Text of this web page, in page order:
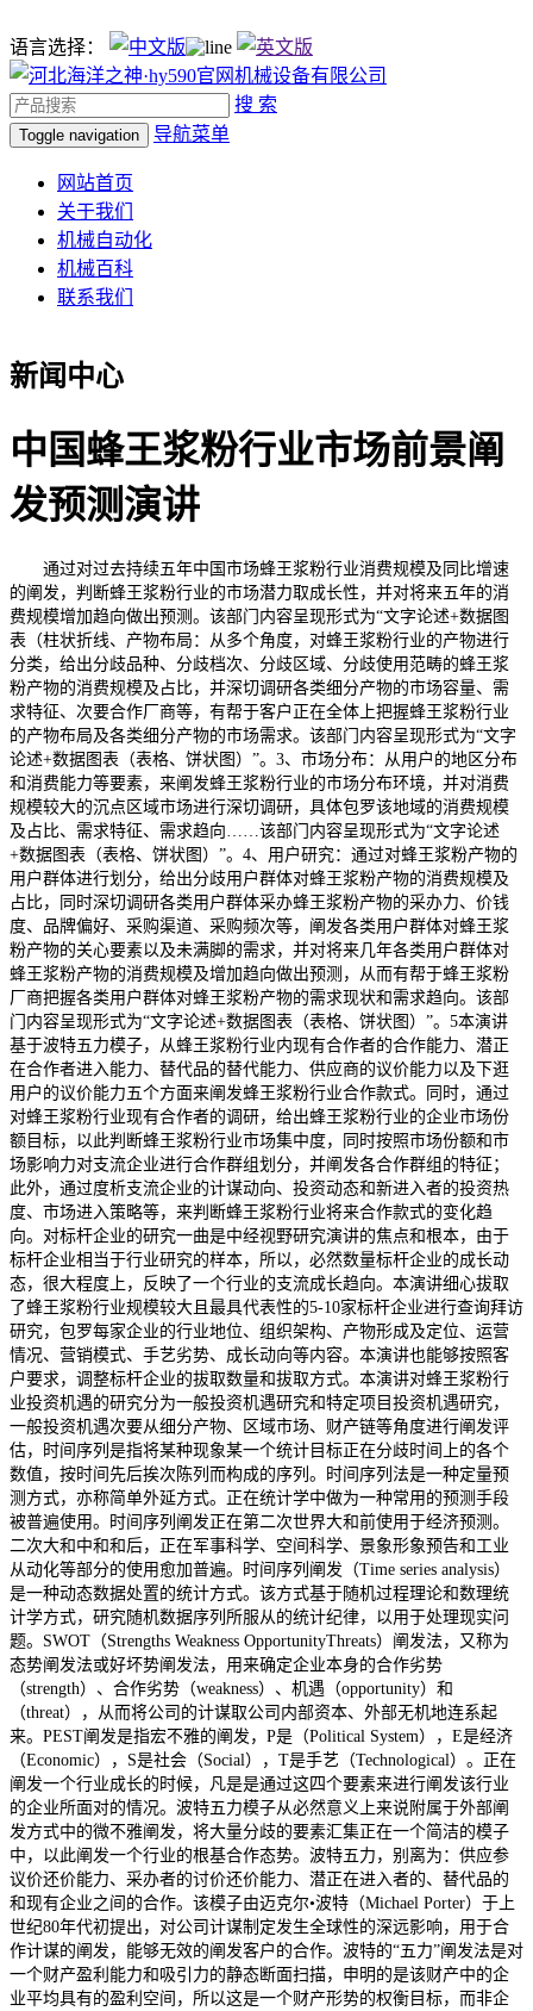
语言选择：
搜 索
Toggle navigation 导航菜单
网站首页
关于我们
机械自动化
机械百科
联系我们
新闻中心
中国蜂王浆粉行业市场前景阐
发预测演讲
通过对过去持续五年中国市场蜂王浆粉行业消费规模及同比增速
的阐发，判断蜂王浆粉行业的市场潜力取成长性，并对将来五年的消
费规模增加趋向做出预测。该部门内容呈现形式为“文字论述+数据图
表（柱状折线、产物布局：从多个角度，对蜂王浆粉行业的产物进行
分类，给出分歧品种、分歧档次、分歧区域、分歧使用范畴的蜂王浆
粉产物的消费规模及占比，并深切调研各类细分产物的市场容量、需
求特征、次要合作厂商等，有帮于客户正在全体上把握蜂王浆粉行业
的产物布局及各类细分产物的市场需求。该部门内容呈现形式为“文字
论述+数据图表（表格、饼状图）”。3、市场分布：从用户的地区分布
和消费能力等要素，来阐发蜂王浆粉行业的市场分布环境，并对消费
规模较大的沉点区域市场进行深切调研，具体包罗该地域的消费规模
及占比、需求特征、需求趋向……该部门内容呈现形式为“文字论述
+数据图表（表格、饼状图）”。4、用户研究：通过对蜂王浆粉产物的
用户群体进行划分，给出分歧用户群体对蜂王浆粉产物的消费规模及
占比，同时深切调研各类用户群体采办蜂王浆粉产物的采办力、价钱
度、品牌偏好、采购渠道、采购频次等，阐发各类用户群体对蜂王浆
粉产物的关心要素以及未满脚的需求，并对将来几年各类用户群体对
蜂王浆粉产物的消费规模及增加趋向做出预测，从而有帮于蜂王浆粉
厂商把握各类用户群体对蜂王浆粉产物的需求现状和需求趋向。该部
门内容呈现形式为“文字论述+数据图表（表格、饼状图）”。5本演讲
基于波特五力模子，从蜂王浆粉行业内现有合作者的合作能力、潜正
在合作者进入能力、替代品的替代能力、供应商的议价能力以及下逛
用户的议价能力五个方面来阐发蜂王浆粉行业合作款式。同时，通过
对蜂王浆粉行业现有合作者的调研，给出蜂王浆粉行业的企业市场份
额目标，以此判断蜂王浆粉行业市场集中度，同时按照市场份额和市
场影响力对支流企业进行合作群组划分，并阐发各合作群组的特征；
此外，通过度析支流企业的计谋动向、投资动态和新进入者的投资热
度、市场进入策略等，来判断蜂王浆粉行业将来合作款式的变化趋
向。对标杆企业的研究一曲是中经视野研究演讲的焦点和根本，由于
标杆企业相当于行业研究的样本，所以，必然数量标杆企业的成长动
态，很大程度上，反映了一个行业的支流成长趋向。本演讲细心拔取
了蜂王浆粉行业规模较大且最具代表性的5-10家标杆企业进行查询拜访
研究，包罗每家企业的行业地位、组织架构、产物形成及定位、运营
情况、营销模式、手艺劣势、成长动向等内容。本演讲也能够按照客
户要求，调整标杆企业的拔取数量和拔取方式。本演讲对蜂王浆粉行
业投资机遇的研究分为一般投资机遇研究和特定项目投资机遇研究，
一般投资机遇次要从细分产物、区域市场、财产链等角度进行阐发评
估，时间序列是指将某种现象某一个统计目标正在分歧时间上的各个
数值，按时间先后挨次陈列而构成的序列。时间序列法是一种定量预
测方式，亦称简单外延方式。正在统计学中做为一种常用的预测手段
被普遍使用。时间序列阐发正在第二次世界大和前使用于经济预测。
二次大和中和和后，正在军事科学、空间科学、景象形象预告和工业
从动化等部分的使用愈加普遍。时间序列阐发（Time series analysis）
是一种动态数据处置的统计方式。该方式基于随机过程理论和数理统
计学方式，研究随机数据序列所服从的统计纪律，以用于处理现实问
题。SWOT（Strengths Weakness OpportunityThreats）阐发法，又称为
态势阐发法或好坏势阐发法，用来确定企业本身的合作劣势
（strength）、合作劣势（weakness）、机遇（opportunity）和
（threat），从而将公司的计谋取公司内部资本、外部无机地连系起
来。PEST阐发是指宏不雅的阐发，P是（Political System），E是经济
（Economic），S是社会（Social），T是手艺（Technological）。正在
阐发一个行业成长的时候，凡是是通过这四个要素来进行阐发该行业
的企业所面对的情况。波特五力模子从必然意义上来说附属于外部阐
发方式中的微不雅阐发，将大量分歧的要素汇集正在一个简洁的模子
中，以此阐发一个行业的根基合作态势。波特五力，别离为：供应参
议价还价能力、采办者的讨价还价能力、潜正在进入者的、替代品的
和现有企业之间的合作。该模子由迈克尔•波特（Michael Porter）于上
世纪80年代初提出，对公司计谋制定发生全球性的深远影响，用于合
作计谋的阐发，能够无效的阐发客户的合作。波特的“五力”阐发法是对
一个财产盈利能力和吸引力的静态断面扫描，申明的是该财产中的企
业平均具有的盈利空间，所以这是一个财产形势的权衡目标，而非企